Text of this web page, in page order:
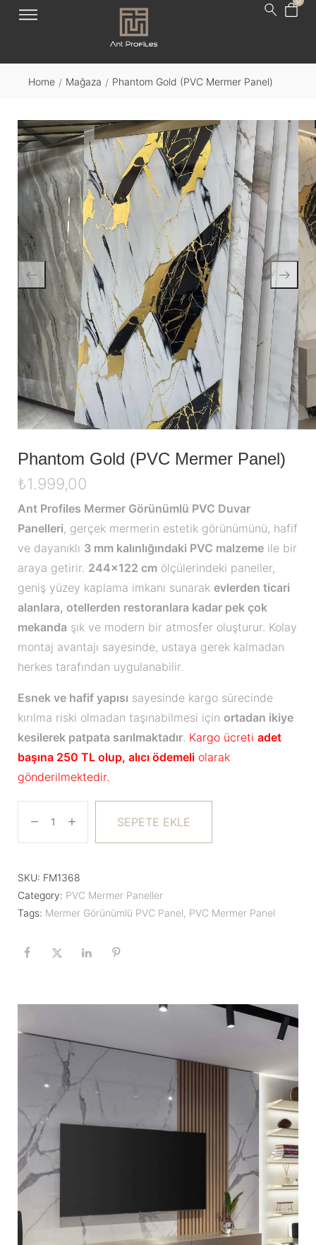
Home / Mağaza / Phantom Gold (PVC Mermer Panel)
Phantom Gold (PVC Mermer Panel)
₺1.999,00
Ant Profiles Mermer Görünümlü PVC Duvar
Panelleri, gerçek mermerin estetik görünümünü, hafif
ve dayanıklı 3 mm kalınlığındaki PVC malzeme ile bir
araya getirir. 244×122 cm ölçülerindeki paneller,
geniş yüzey kaplama imkanı sunarak evlerden ticari
alanlara, otellerden restoranlara kadar pek çok
mekanda şık ve modern bir atmosfer oluşturur. Kolay
montaj avantajı sayesinde, ustaya gerek kalmadan
herkes tarafından uygulanabilir.
Esnek ve hafif yapısı sayesinde kargo sürecinde
kırılma riski olmadan taşınabilmesi için ortadan ikiye
kesilerek patpata sarılmaktadır. Kargo ücreti adet
başına 250 TL olup, alıcı ödemeli olarak
gönderilmektedir.
SEPETE EKLE
SKU: FM1368
Category: PVC Mermer Paneller
Tags: Mermer Görünümlü PVC Panel, PVC Mermer Panel
Sınırlı Süreli Ücretsiz Kargo Fırsatı!